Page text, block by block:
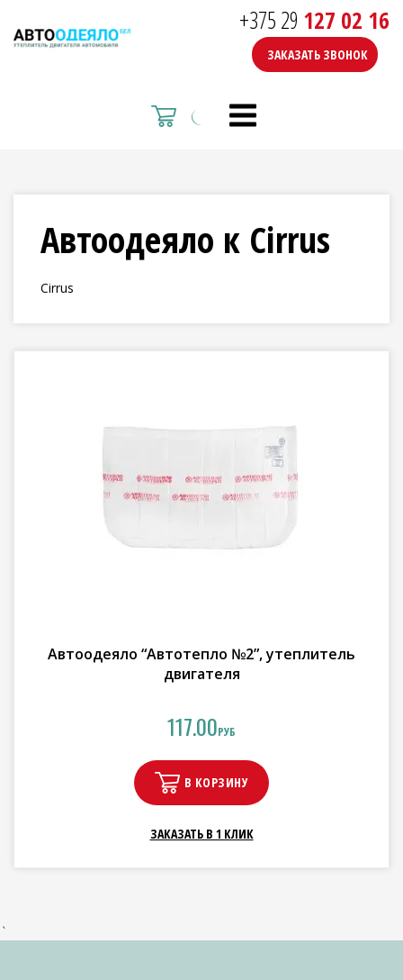
+375 29 127 02 16
ЗАКАЗАТЬ ЗВОНОК
Автоодеяло к Cirrus
Cirrus
Автоодеяло “Автотепло №2”, утеплитель
двигателя
117.00РУБ
В КОРЗИНУ
ЗАКАЗАТЬ В 1 КЛИК
`